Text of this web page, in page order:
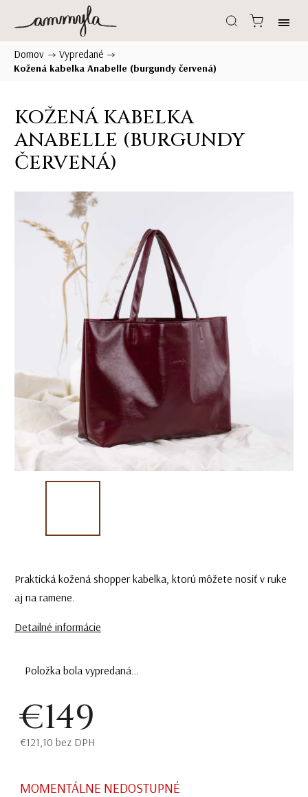
Domov / Vypredané /
Kožená kabelka Anabelle (burgundy červená)
KOŽENÁ KABELKA
ANABELLE (BURGUNDY
ČERVENÁ)
Praktická kožená shopper kabelka, ktorú môžete nosiť v ruke
aj na ramene.
Detailné informácie
Položka bola vypredaná…
€149
€121,10 bez DPH
MOMENTÁLNE NEDOSTUPNÉ